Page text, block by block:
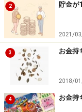
成功しているよう
る人、キラキラ充
心の中を見ること
うなのかわかりま
まれていそうな人
したり落ち込んだ
特にネット情報で
2 貯金が
2021/
3 お金持
2018/
4 お金持